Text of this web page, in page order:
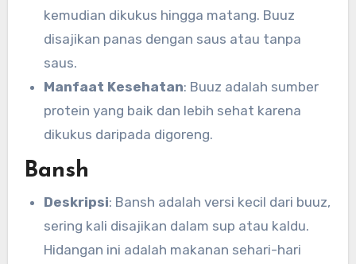
kemudian dikukus hingga matang. Buuz
disajikan panas dengan saus atau tanpa
saus.
Manfaat Kesehatan: Buuz adalah sumber
protein yang baik dan lebih sehat karena
dikukus daripada digoreng.
Bansh
Deskripsi: Bansh adalah versi kecil dari buuz,
sering kali disajikan dalam sup atau kaldu.
Hidangan ini adalah makanan sehari-hari